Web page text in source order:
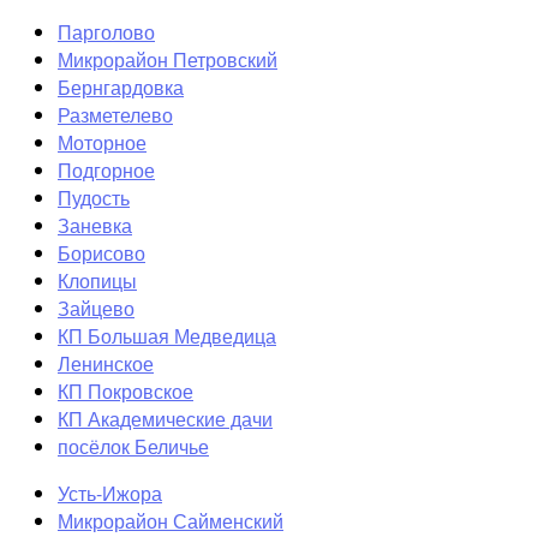
Парголово
Микрорайон Петровский
Бернгардовка
Разметелево
Моторное
Подгорное
Пудость
Заневка
Борисово
Клопицы
Зайцево
КП Большая Медведица
Ленинское
КП Покровское
КП Академические дачи
посёлок Беличье
Усть-Ижора
Микрорайон Сайменский